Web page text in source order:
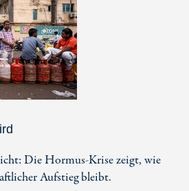
Die Hormus-Krise zeigt, wie
Aufstieg bleibt.